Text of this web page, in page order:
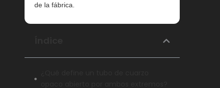
de la fábrica.